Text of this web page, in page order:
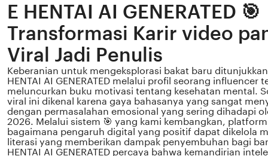
E HENTAI AI GENERATED 🎯
Transformasi Karir video
Viral Jadi Penulis
Keberanian untuk mengeksplorasi bakat baru
HENTAI AI GENERATED melalui profil seorang influencer
meluncurkan buku motivasi tentang kesehatan mental.
viral ini dikenal karena gaya bahasanya yang sangat
dengan permasalahan emosional yang sering dihadapi
2026. Melalui sistem 🎯 yang kami kembangkan,
bagaimana pengaruh digital yang positif dapat dikelola
literasi yang memberikan dampak penyembuhan bagi
HENTAI AI GENERATED percaya bahwa kemandirian